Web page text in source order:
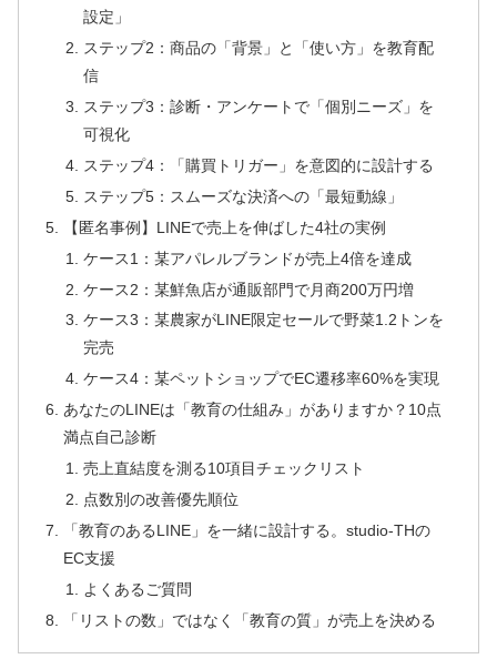
設定」
ステップ2：商品の「背景」と「使い方」を教育配
信
ステップ3：診断・アンケートで「個別ニーズ」を
可視化
ステップ4：「購買トリガー」を意図的に設計する
ステップ5：スムーズな決済への「最短動線」
【匿名事例】LINEで売上を伸ばした4社の実例
ケース1：某アパレルブランドが売上4倍を達成
ケース2：某鮮魚店が通販部門で月商200万円増
ケース3：某農家がLINE限定セールで野菜1.2トンを
完売
ケース4：某ペットショップでEC遷移率60%を実現
あなたのLINEは「教育の仕組み」がありますか？10点
満点自己診断
売上直結度を測る10項目チェックリスト
点数別の改善優先順位
「教育のあるLINE」を一緒に設計する。studio-THの
EC支援
よくあるご質問
「リストの数」ではなく「教育の質」が売上を決める